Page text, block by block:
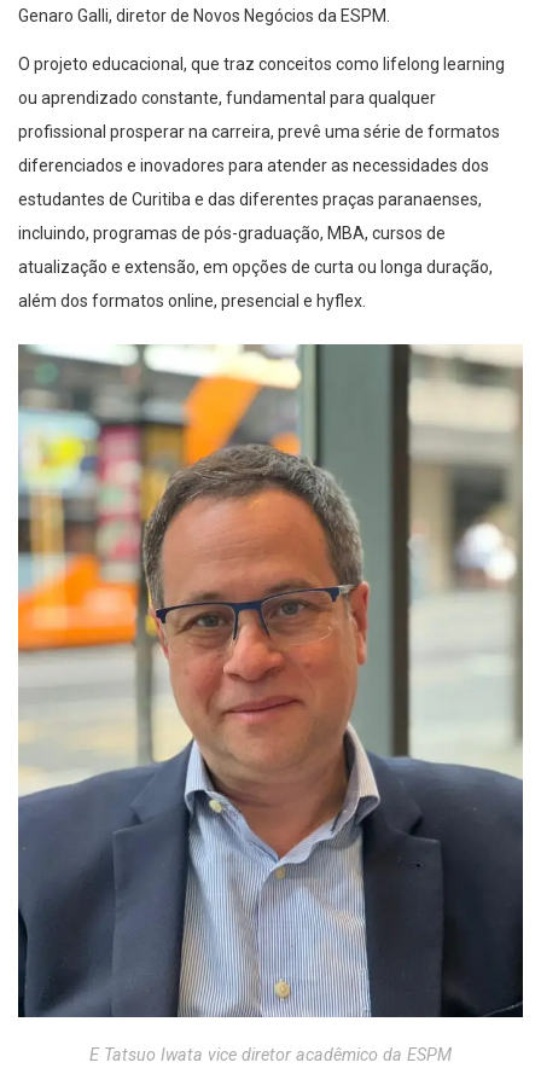
Genaro Galli, diretor de Novos Negócios da ESPM.
O projeto educacional, que traz conceitos como lifelong learning
ou aprendizado constante, fundamental para qualquer
profissional prosperar na carreira, prevê uma série de formatos
diferenciados e inovadores para atender as necessidades dos
estudantes de Curitiba e das diferentes praças paranaenses,
incluindo, programas de pós-graduação, MBA, cursos de
atualização e extensão, em opções de curta ou longa duração,
além dos formatos online, presencial e hyflex.
E Tatsuo Iwata vice diretor acadêmico da ESPM